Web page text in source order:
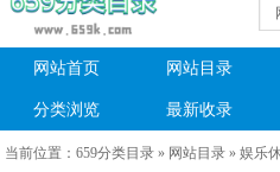
网站首页 网站目录
分类浏览 最新收录
当前位置：659分类目录 » 网站目录 »娱乐